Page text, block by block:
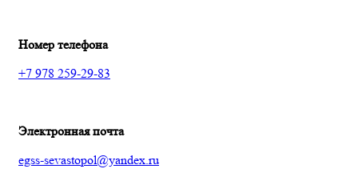
Номер телефона
+7 978 259-29-83
Электронная почта
egss-sevastopol@yandex.ru